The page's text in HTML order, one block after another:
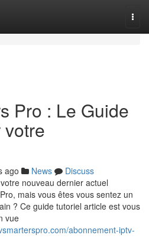
Pro : Le Guide
ago News
Discuss
nouveau dernier actuel
mais vous êtes vous sentez un
? Ce guide tutoriel article est vous
vue
abonnement-iptv-